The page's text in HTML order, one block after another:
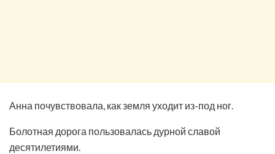
Анна почувствовала, как земля уходит из-под ног.
Болотная дорога пользовалась дурной славой
десятилетиями.